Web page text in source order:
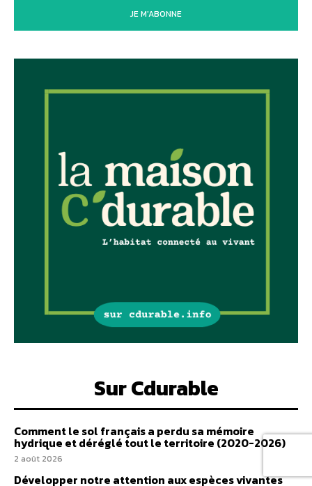
JE M'ABONNE
Sur Cdurable
Comment le sol français a perdu sa mémoire
hydrique et déréglé tout le territoire (2020-2026)
2 août 2026
Développer notre attention aux espèces vivantes